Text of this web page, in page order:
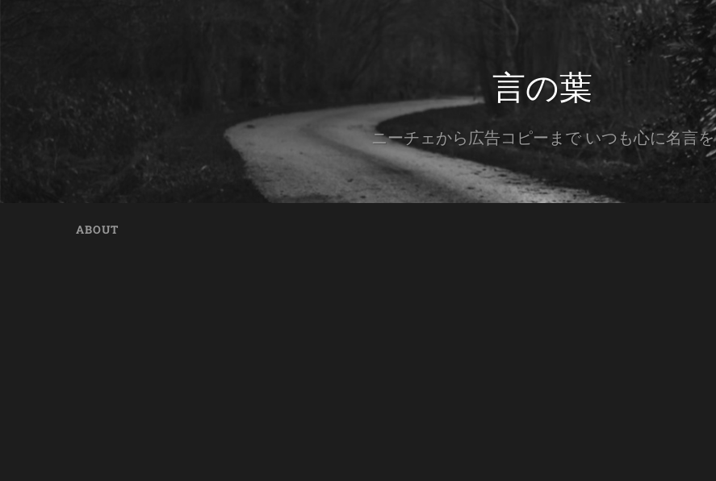
言の葉
ニーチェから広告コピーまで いつも心に名言を
ABOUT